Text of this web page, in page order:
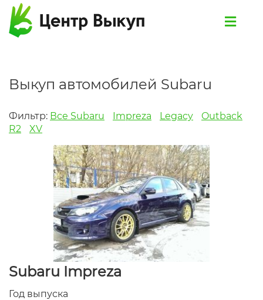
Выкуп автомобилей Subaru
Фильтр: Все Subaru Impreza Legacy
Outback
R2
XV
Subaru Impreza
Год выпуска